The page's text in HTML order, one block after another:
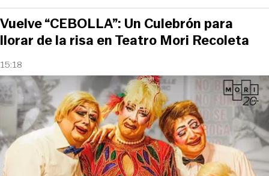
15:18
Vuelve “CEBOLLA”: Un Culebrón para
llorar de la risa en Teatro Mori Recoleta